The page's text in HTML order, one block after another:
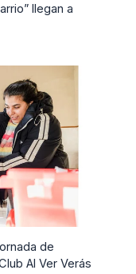
llegan a
de
Al Ver Verás